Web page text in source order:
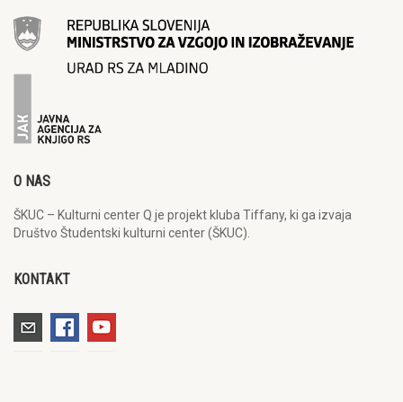
O NAS
ŠKUC – Kulturni center Q je projekt kluba Tiffany, ki ga izvaja
Društvo Študentski kulturni center (ŠKUC).
KONTAKT